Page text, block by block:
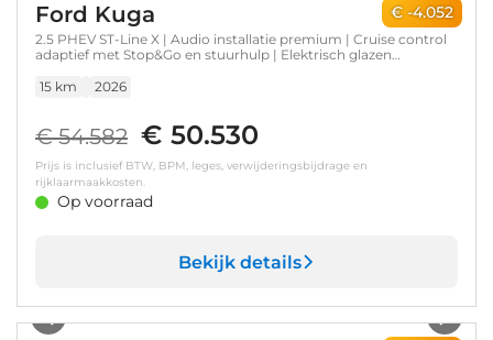
€ -4.052
Ford Kuga
2.5 PHEV ST-Line X | Audio installatie premium | Cruise control
adaptief met Stop&Go en stuurhulp | Elektrisch glazen
15 km
2026
€ 54.582 € 50.530
Prijs is inclusief BTW, BPM, leges, verwijderingsbijdrage en
rijklaarmaakkosten.
Op voorraad
Bekijk details